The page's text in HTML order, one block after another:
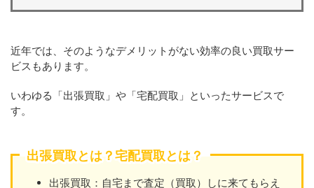
近年では、そのようなデメリットがない効率の良い買取サー
ビスもあります。
いわゆる「出張買取」や「宅配買取」といったサービスで
す。
出張買取とは？宅配買取とは？
出張買取：自宅まで査定（買取）しに来てもらえ